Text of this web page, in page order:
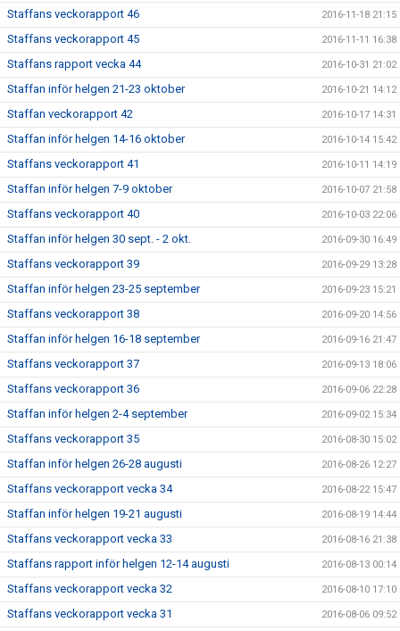
Staffans veckorapport 46 2016-11-18 21:15
Staffans veckorapport 45 2016-11-11 16:38
Staffans rapport vecka 44 2016-10-31 21:02
Staffan inför helgen 21-23 oktober 2016-10-21 14:12
Staffan veckorapport 42 2016-10-17 14:31
Staffan inför helgen 14-16 oktober 2016-10-14 15:42
Staffans veckorapport 41 2016-10-11 14:19
Staffan inför helgen 7-9 oktober 2016-10-07 21:58
Staffans veckorapport 40 2016-10-03 22:06
Staffan inför helgen 30 sept. - 2 okt. 2016-09-30 16:49
Staffans veckorapport 39 2016-09-29 13:28
Staffan inför helgen 23-25 september 2016-09-23 15:21
Staffans veckorapport 38 2016-09-20 14:56
Staffan inför helgen 16-18 september 2016-09-16 21:47
Staffans veckorapport 37 2016-09-13 18:06
Staffans veckorapport 36 2016-09-06 22:28
Staffan inför helgen 2-4 september 2016-09-02 15:34
Staffans veckorapport 35 2016-08-30 15:02
Staffan inför helgen 26-28 augusti 2016-08-26 12:27
Staffans veckorapport vecka 34 2016-08-22 15:47
Staffan inför helgen 19-21 augusti 2016-08-19 14:44
Staffans veckorapport vecka 33 2016-08-16 21:38
Staffans rapport inför helgen 12-14 augusti 2016-08-13 00:14
Staffans veckorapport vecka 32 2016-08-10 17:10
Staffans veckorapport vecka 31 2016-08-06 09:52